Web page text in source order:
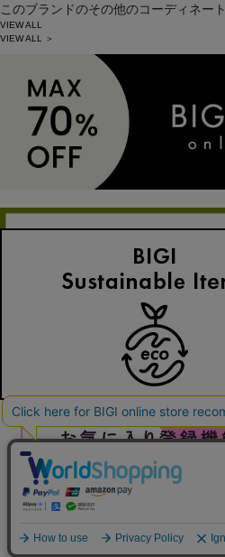
このブランドのその他のコーディネート
VIEW ALL
VIEW ALL ＞